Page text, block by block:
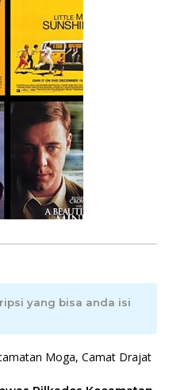
yang bisa anda isi